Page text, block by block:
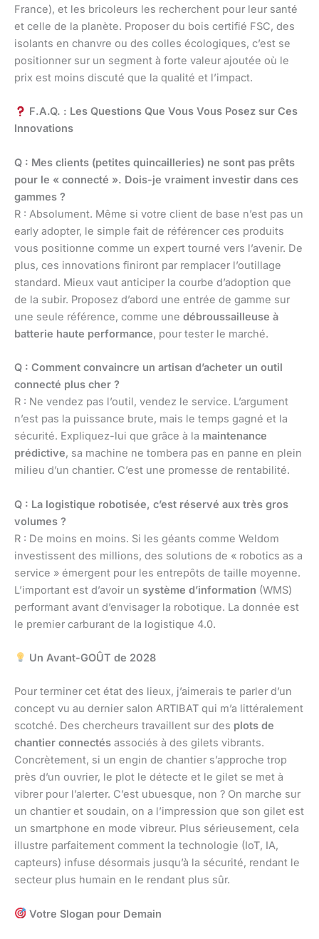
France), et les bricoleurs les recherchent pour leur santé
et celle de la planète. Proposer du bois certifié FSC, des
isolants en chanvre ou des colles écologiques, c’est se
positionner sur un segment à forte valeur ajoutée où le
prix est moins discuté que la qualité et l’impact.
F.A.Q. : Les Questions Que Vous Vous Posez sur Ces
Innovations
Q : Mes clients (petites quincailleries) ne sont pas prêts
pour le « connecté ». Dois-je vraiment investir dans ces
gammes ?
R : Absolument. Même si votre client de base n’est pas un
early adopter, le simple fait de référencer ces produits
vous positionne comme un expert tourné vers l’avenir. De
plus, ces innovations finiront par remplacer l’outillage
standard. Mieux vaut anticiper la courbe d’adoption que
de la subir. Proposez d’abord une entrée de gamme sur
une seule référence, comme une débroussailleuse à
batterie haute performance, pour tester le marché.
Q : Comment convaincre un artisan d’acheter un outil
connecté plus cher ?
R : Ne vendez pas l’outil, vendez le service. L’argument
n’est pas la puissance brute, mais le temps gagné et la
sécurité. Expliquez-lui que grâce à la maintenance
prédictive, sa machine ne tombera pas en panne en plein
milieu d’un chantier. C’est une promesse de rentabilité.
Q : La logistique robotisée, c’est réservé aux très gros
volumes ?
R : De moins en moins. Si les géants comme Weldom
investissent des millions, des solutions de « robotics as a
service » émergent pour les entrepôts de taille moyenne.
L’important est d’avoir un système d’information (WMS)
performant avant d’envisager la robotique. La donnée est
le premier carburant de la logistique 4.0.
Un Avant-GOÛT de 2028
Pour terminer cet état des lieux, j’aimerais te parler d’un
concept vu au dernier salon ARTIBAT qui m’a littéralement
scotché. Des chercheurs travaillent sur des plots de
chantier connectés associés à des gilets vibrants.
Concrètement, si un engin de chantier s’approche trop
près d’un ouvrier, le plot le détecte et le gilet se met à
vibrer pour l’alerter. C’est ubuesque, non ? On marche sur
un chantier et soudain, on a l’impression que son gilet est
un smartphone en mode vibreur. Plus sérieusement, cela
illustre parfaitement comment la technologie (IoT, IA,
capteurs) infuse désormais jusqu’à la sécurité, rendant le
secteur plus humain en le rendant plus sûr.
Votre Slogan pour Demain